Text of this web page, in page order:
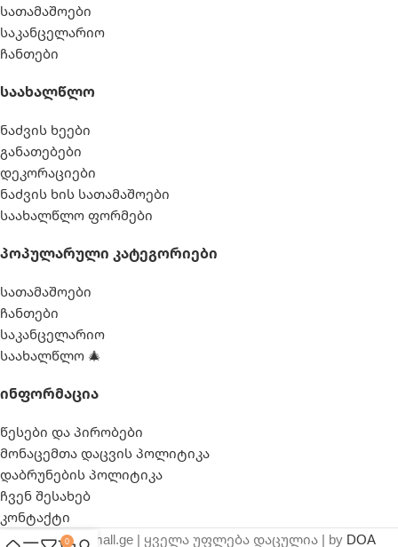
სათამაშოები
საკანცელარიო
ჩანთები
Საახალწლო
ნაძვის ხეები
განათებები
დეკორაციები
ნაძვის ხის სათამაშოები
საახალწლო ფორმები
Პოპულარული Კატეგორიები
სათამაშოები
ჩანთები
საკანცელარიო
საახალწლო 🎄
Ინფორმაცია
წესები და პირობები
მონაცემთა დაცვის პოლიტიკა
დაბრუნების პოლიტიკა
ჩვენ შესახებ
კონტაქტი
© 2025 webmall.ge | ყველა უფლება დაცულია | by DOA
0